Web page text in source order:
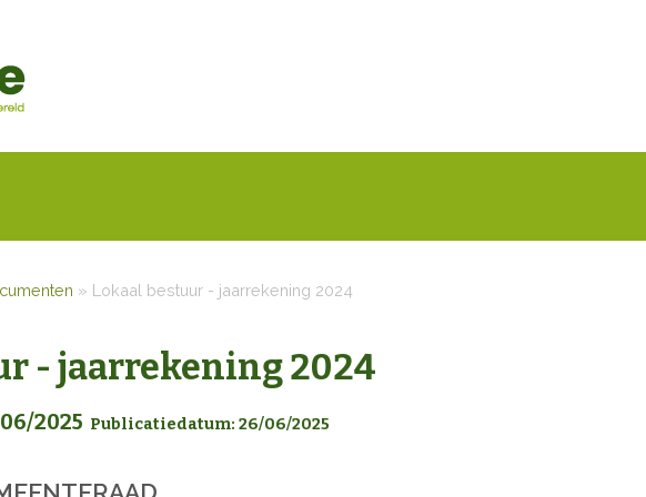
» Lokaal bestuur - jaarrekening 2024
- jaarrekening 2024
2025 Publicatiedatum: 26/06/2025